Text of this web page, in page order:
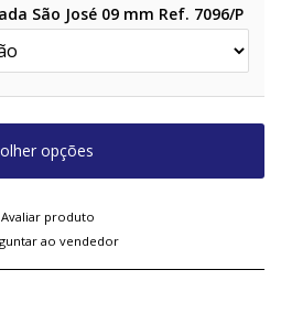
São José 09 mm Ref. 7096/P
opções
Avaliar produto
ao vendedor